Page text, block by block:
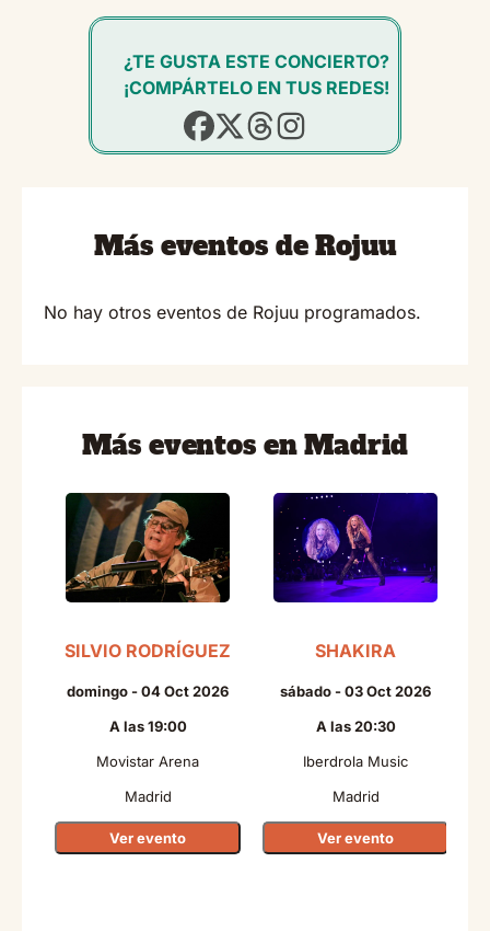
¿TE GUSTA ESTE CONCIERTO?
¡COMPÁRTELO EN TUS REDES!
Más eventos de Rojuu
No hay otros eventos de Rojuu programados.
Más eventos en Madrid
SILVIO RODRÍGUEZ
domingo - 04 Oct 2026
A las 19:00
Movistar Arena
Madrid
Ver evento
SHAKIRA
sábado - 03 Oct 2026
A las 20:30
Iberdrola Music
Madrid
Ver evento